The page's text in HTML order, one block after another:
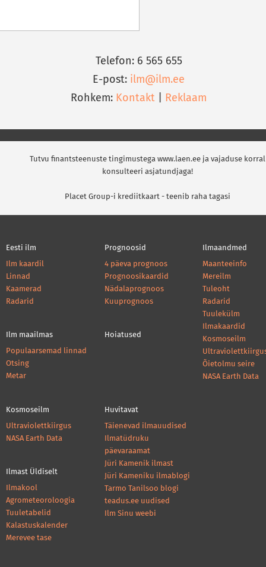
Telefon: 6 565 655
E-post: ilm@ilm.ee
Rohkem: Kontakt Reklaam
Tutvu finantsteenuste tingimustega www.laen.ee ja vajaduse korral
konsulteeri asjatundjaga!
Placet Group-i krediitkaart - teenib raha tagasi
Eesti ilm
Ilm kaardil
Linnad
Kaamerad
Radarid
Ilm maailmas
Populaarsemad linnad
Otsing
Metar
Prognoosid
4 päeva prognoos
Prognoosikaardid
Nädalaprognoos
Kuuprognoos
Hoiatused
Ilmaandmed
Maanteeinfo
Mereilm
Tuleoht
Radarid
Tuulekülm
Ilmakaardid
Kosmoseilm
Õietolmu seire
NASA Earth Data
Kosmoseilm
Ultraviolettkiirgus
NASA Earth Data
Ilmast Üldiselt
Ilmakool
Agrometeoroloogia
Tuuletabelid
Kalastuskalender
Merevee tase
Huvitavat
Täienevad ilmauudised
Ilmatüdruku
päevaraamat
Jüri Kamenik ilmast
Jüri Kameniku ilmablogi
Tarmo Tanilsoo blogi
teadus.ee uudised
Ilm Sinu weebi